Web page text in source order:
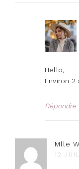
Hello,
Environ 2
Répondre
Mlle
12